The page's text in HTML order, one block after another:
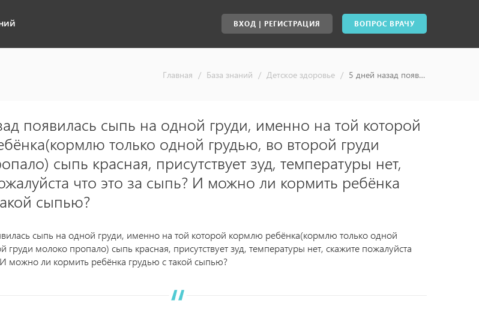
ВХОД | РЕГИСТРАЦИЯ ВОПРОС ВРАЧУ
Главная / База знаний / Детское здоровье / 5 дней назад появилась сыпь на одной груди, именно на той которой кормлю ребёнка(кормлю только одной грудью, во второй груди молоко пропало) сыпь красная, присутствует зуд, температуры нет, скажите пожалуйста что это за сыпь? И можно ли кормить ребёнка грудью с такой сыпью? - ответы специалистов, консультация врача онлайн
появилась сыпь на одной груди, именно на той которой
только одной грудью, во второй груди
сыпь красная, присутствует зуд, температуры нет,
что это за сыпь? И можно ли кормить ребёнка
сыпью?
сыпь на одной груди, именно на той которой кормлю ребёнка(кормлю только одной
груди молоко пропало) сыпь красная, присутствует зуд, температуры нет, скажите пожалуйста
И можно ли кормить ребёнка грудью с такой сыпью?